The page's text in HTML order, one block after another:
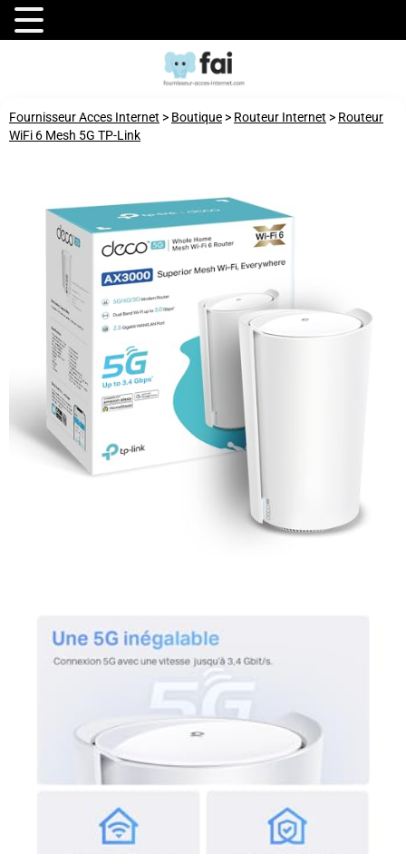
Fournisseur Acces Internet > Boutique > Routeur Internet > Routeur
WiFi 6 Mesh 5G TP-Link